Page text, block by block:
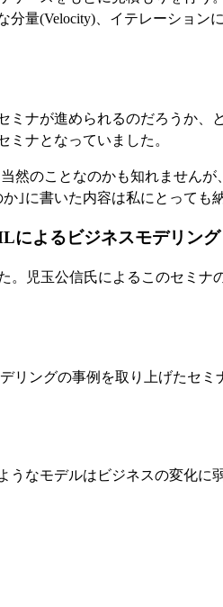
量(Velocity)、イテレーションに
ナが進められるのだろうか
ナとなっていました。
然のことなのかも知れません
｣に書いた内容は私にとっても
によるビジネスモデリング
児玉公信氏によるこのセミ
ングの事例を取り上げたセ
なモデルはビジネスの変化